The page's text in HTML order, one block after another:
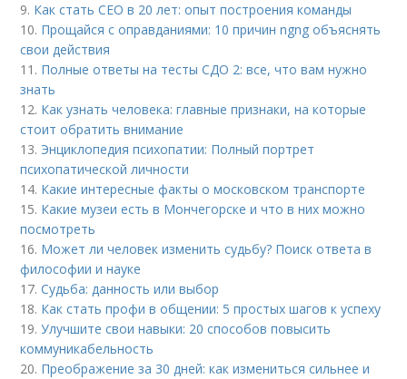
9. Как стать CEO в 20 лет: опыт построения команды
10. Прощайся с оправданиями: 10 причин ngng объяснять
свои действия
11. Полные ответы на тесты СДО 2: все, что вам нужно
знать
12. Как узнать человека: главные признаки, на которые
стоит обратить внимание
13. Энциклопедия психопатии: Полный портрет
психопатической личности
14. Какие интересные факты о московском транспорте
15. Какие музеи есть в Мончегорске и что в них можно
посмотреть
16. Может ли человек изменить судьбу? Поиск ответа в
философии и науке
17.Судьба: данность или выбор
18. Как стать профи в общении: 5 простых шагов к успеху
19.Улучшите свои навыки: 20 способов повысить
коммуникабельность
20. Преображение за 30 дней: как измениться сильнее и